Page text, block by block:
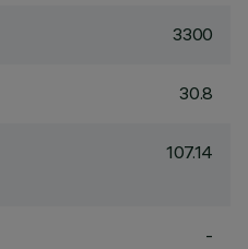
3300
30.8
107.14
-